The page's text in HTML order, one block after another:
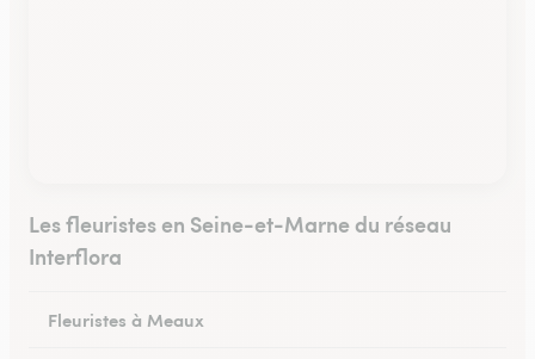
Les fleuristes en Seine-et-Marne du réseau
Interflora
Fleuristes à Meaux